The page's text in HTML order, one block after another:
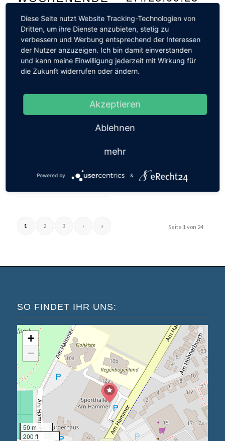
05./06.10.25
SIND NUN
VERFÜGBAR
07.10.2025
SIND ONLINE
2. Herren A-Jugend E-
Jugend
Seite 1 von 24
1 2 3 › »
SO FINDET IHR UNS:
+
−
50 m
200 ft
Diese Seite nutzt Website Tracking-Technologien von
Dritten, um ihre Dienste anzubieten, stetig zu
verbessern und Werbung entsprechend der Interessen
der Nutzer anzuzeigen. Ich bin damit einverstanden
und kann meine Einwilligung jederzeit mit Wirkung für
die Zukunft widerrufen oder ändern.
Akzeptieren
Ablehnen
mehr
Powered by &